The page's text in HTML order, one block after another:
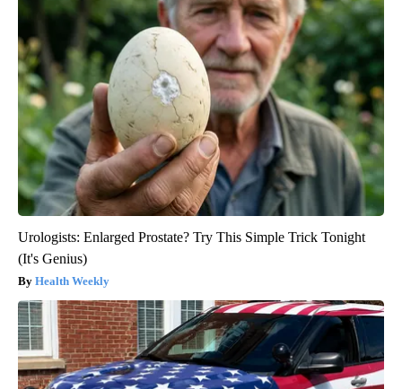
Urologists: Enlarged Prostate? Try This Simple Trick Tonight
(It's Genius)
Health Weekly